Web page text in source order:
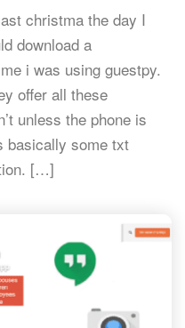
christma the day I
download a
i was using guestpy.
offer all these
unless the phone is
basically some txt
[…]